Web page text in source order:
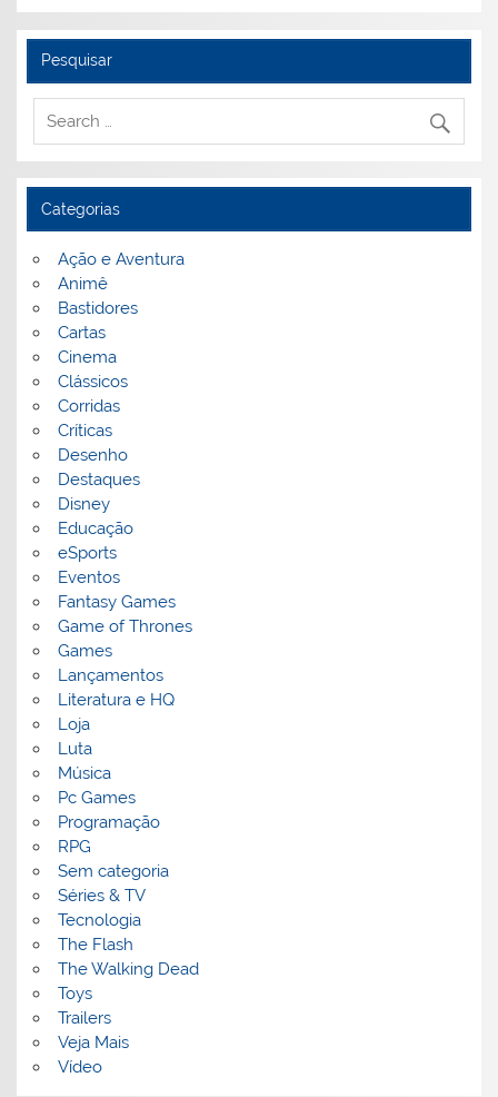
Pesquisar
Categorias
Ação e Aventura
Animê
Bastidores
Cartas
Cinema
Clássicos
Corridas
Críticas
Desenho
Destaques
Disney
Educação
eSports
Eventos
Fantasy Games
Game of Thrones
Games
Lançamentos
Literatura e HQ
Loja
Luta
Música
Pc Games
Programação
RPG
Sem categoria
Séries & TV
Tecnologia
The Flash
The Walking Dead
Toys
Trailers
Veja Mais
Vídeo